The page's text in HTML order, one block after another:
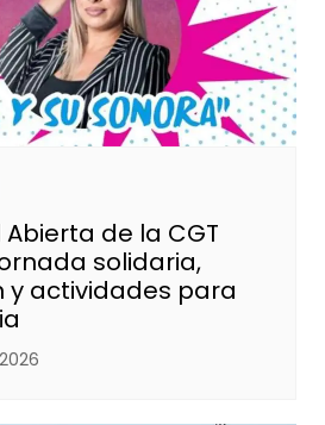
Abierta de la CGT
solidaria,
actividades para